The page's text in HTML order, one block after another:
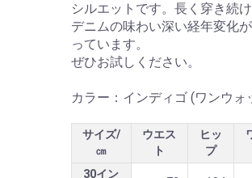
シルエットです。長く穿き続
デニムの味わい深い経年変化
っています。
ぜひお試しください。
カラー：インディゴ (ワンウォ
サイズ/
㎝
ウエス
ト
ヒッ
プ
30イン